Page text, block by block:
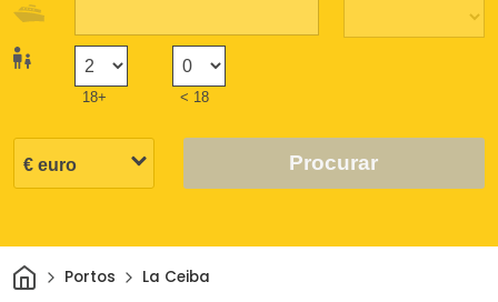
18+ < 18
Procurar
CasaPortos La Ceiba